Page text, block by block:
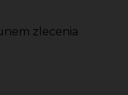
zlecenia